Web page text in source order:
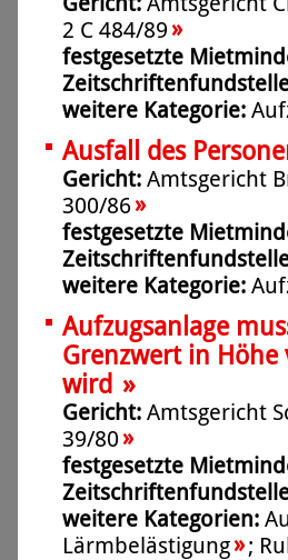
2 C 484/89»
festgesetzte
weitere Kategorie:
Ausfall des
Gericht: Amtsgericht
300/86»
festgesetzte
weitere Kategorie:
Aufzugsanlage
Grenzwert in
wird »
Gericht: Amtsgericht
39/80»
festgesetzte
weitere Kategorien:
Lärmbelästigung»;